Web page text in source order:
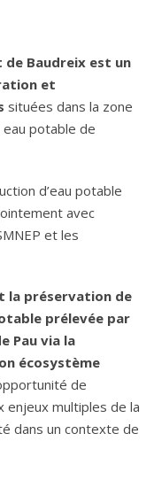
de Baudreix est un
et
situées dans la zone
eau potable de
d’eau potable
avec
et les
la préservation de
prélevée par
Pau via la
écosystème
de
enjeux multiples de la
dans un contexte de